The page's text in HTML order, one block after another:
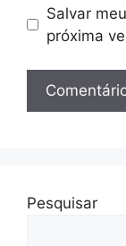
Salvar
próxima
Pesquisar